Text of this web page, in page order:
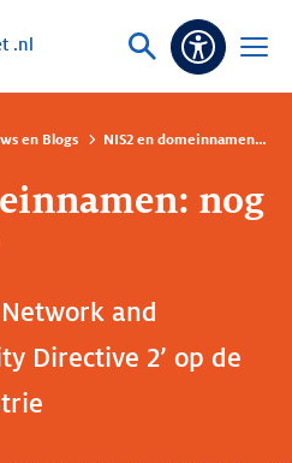
.nl
Vraag
Open
en Blogs NIS2 en domeinnamen: nog veel onzeker
nog
and
Directive 2’ op de